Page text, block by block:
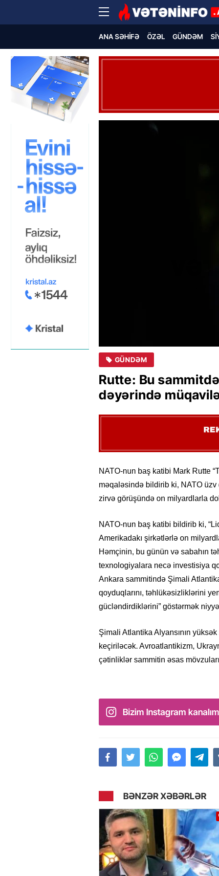
ANA SƏHIFƏ ÖZƏL GÜNDƏM
GÜNDƏM
Rutte: Bu
dəyərində
NATO-nun baş katibi Mark Rutte
məqaləsində bildirib ki, NATO
zirvə görüşündə on milyardlarla
NATO-nun baş katibi bildirib ki,
Amerikadakı şirkətlərlə on
Həmçinin, bu günün və sabahın
texnologiyalara necə investisiya
Ankara sammitində Şimali
qoyduqlarını, təhlükəsizliklərini
gücləndirdiklərini” göstərmək
Şimali Atlantika Alyansının
keçiriləcək. Avroatlantikizm,
çətinliklər sammitin əsas
Bizim Instagram
BƏNZƏR XƏBƏRLƏR